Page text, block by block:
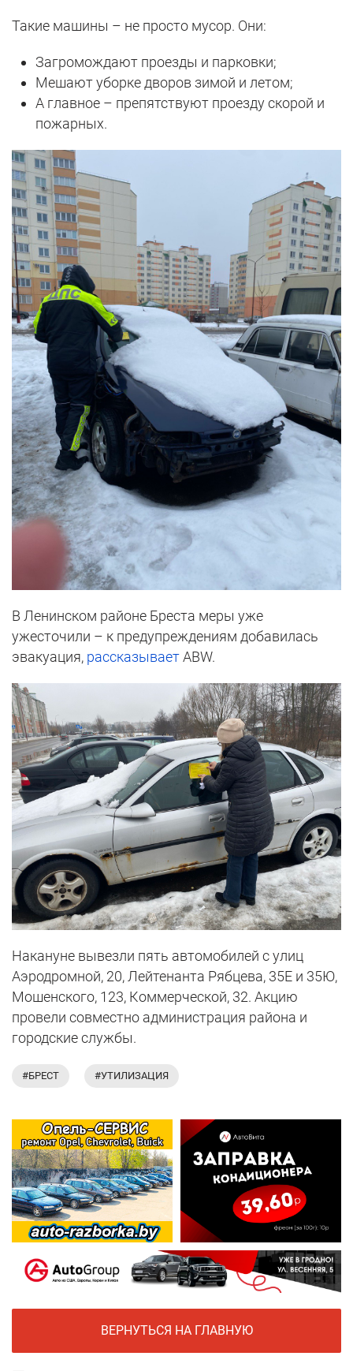
Такие машины – не просто мусор. Они:
Загромождают проезды и парковки;
Мешают уборке дворов зимой и летом;
А главное – препятствуют проезду скорой и
пожарных.
В Ленинском районе Бреста меры уже
ужесточили – к предупреждениям добавилась
эвакуация, рассказываетABW.
Накануне вывезли пять автомобилей с улиц
Аэродромной, 20, Лейтенанта Рябцева, 35Е и 35Ю,
Мошенского, 123, Коммерческой, 32. Акцию
провели совместно администрация района и
городские службы.
#БРЕСТ #УТИЛИЗАЦИЯ
ВЕРНУТЬСЯ НА ГЛАВНУЮ